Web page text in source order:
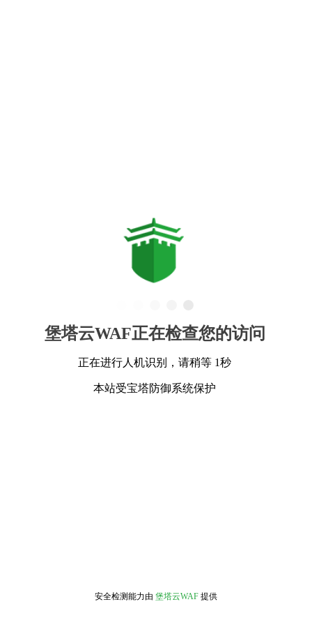
堡塔云WAF正在检查您的访问
正在进行人机识别，请稍等 1秒
本站受宝塔防御系统保护
安全检测能力由 堡塔云WAF 提供